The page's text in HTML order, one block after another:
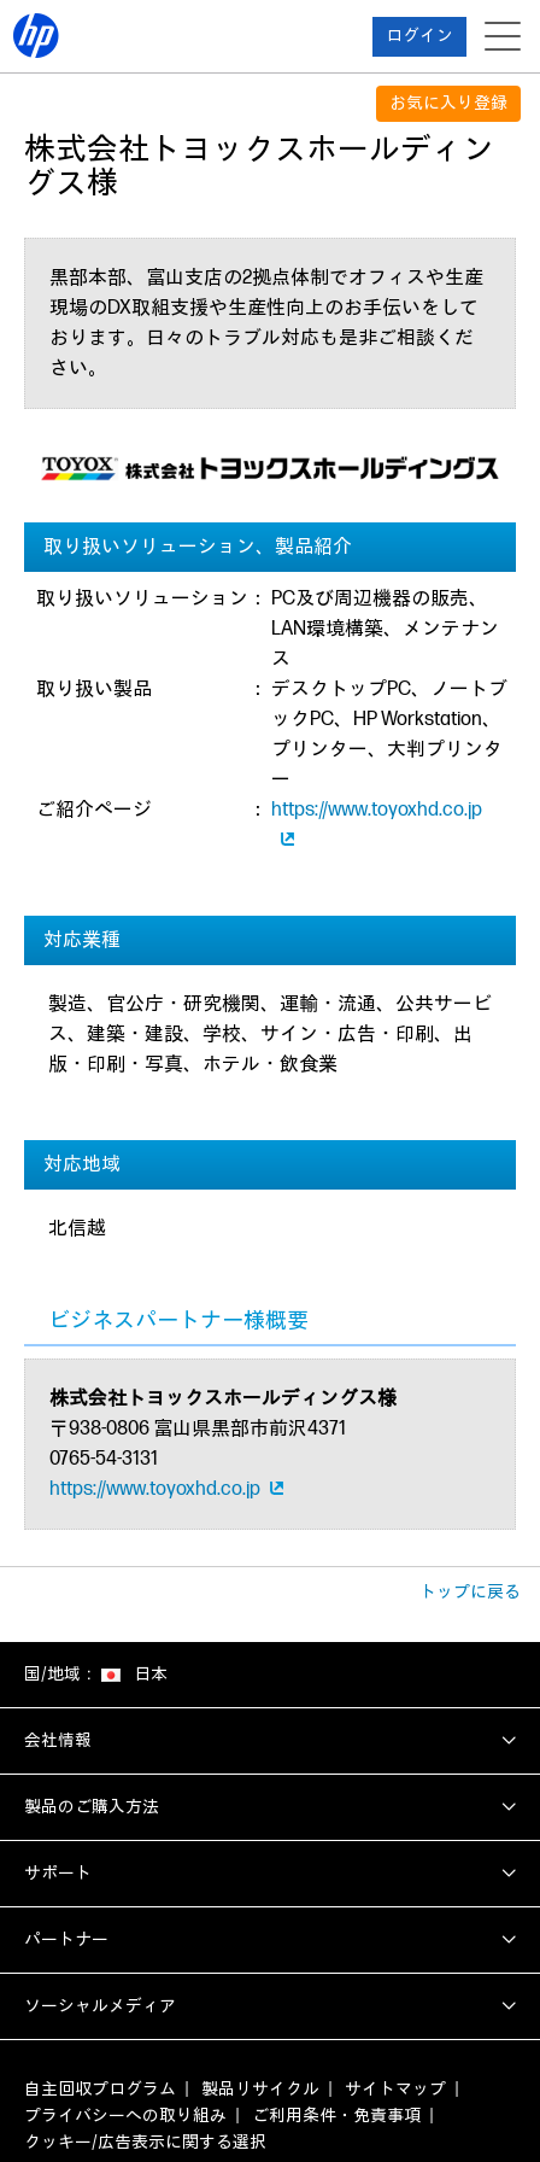
ログイン
お気に入り登録
株式会社トヨックスホールディン
グス様
黒部本部、富山支店の2拠点体制でオフィスや生産
現場のDX取組支援や生産性向上のお手伝いをして
おります。日々のトラブル対応も是非ご相談くだ
さい。
取り扱いソリューション、製品紹介
取り扱いソリューション ：
PC及び周辺機器の販売、
LAN環境構築、メンテナン
ス
取り扱い製品
： デスクトップPC、ノートブ
ックPC、HP Workstation、
プリンター、大判プリンタ
ー
ご紹介ページ
： https://www.toyoxhd.co.jp
対応業種
製造、官公庁・研究機関、運輸・流通、公共サービ
ス、建築・建設、学校、サイン・広告・印刷、出
版・印刷・写真、ホテル・飲食業
対応地域
北信越
ビジネスパートナー様概要
株式会社トヨックスホールディングス様
〒938-0806 富山県黒部市前沢4371
0765-54-3131
https://www.toyoxhd.co.jp
トップに戻る
国/地域： 日本
会社情報
製品のご購入方法
サポート
パートナー
ソーシャルメディア
自主回収プログラム 製品リサイクル
サイトマップ
プライバシーへの取り組み
ご利用条件・免責事項
クッキー/広告表示に関する選択